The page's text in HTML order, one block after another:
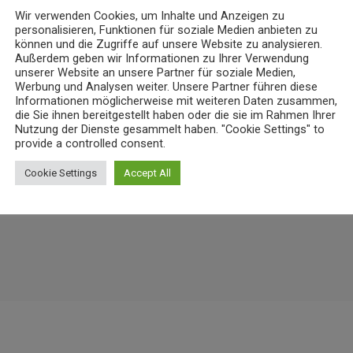
bereitet Verkehrsänderungen
NEWS
23-Jähriger rast mit über 235 km/h
today 6. AUGUST 2026
Wir verwenden Cookies, um Inhalte und Anzeigen zu
personalisieren, Funktionen für soziale Medien anbieten zu
können und die Zugriffe auf unsere Website zu analysieren.
Außerdem geben wir Informationen zu Ihrer Verwendung
unserer Website an unsere Partner für soziale Medien,
Werbung und Analysen weiter. Unsere Partner führen diese
Informationen möglicherweise mit weiteren Daten zusammen,
die Sie ihnen bereitgestellt haben oder die sie im Rahmen Ihrer
Nutzung der Dienste gesammelt haben. "Cookie Settings" to
provide a controlled consent.
Cookie Settings Accept All